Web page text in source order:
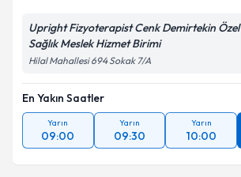
Upright Fizyoterapist Cenk Demirtekin Özel
Sağlık Meslek Hizmet Birimi
Hilal Mahallesi 694 Sokak 7/A
En Yakın Saatler
Yarın
09:00
Yarın
09:30
Yarın
10:00